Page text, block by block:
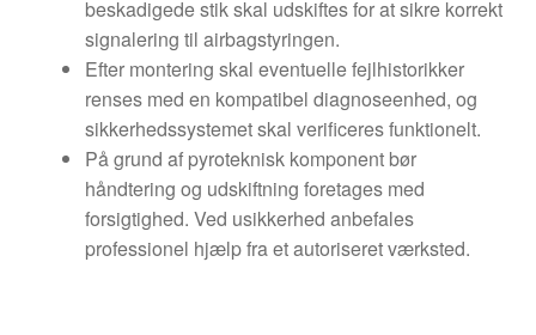
beskadigede stik skal udskiftes for at sikre korrekt
signalering til airbagstyringen.
Efter montering skal eventuelle fejlhistorikker
renses med en kompatibel diagnoseenhed, og
sikkerhedssystemet skal verificeres funktionelt.
På grund af pyroteknisk komponent bør
håndtering og udskiftning foretages med
forsigtighed. Ved usikkerhed anbefales
professionel hjælp fra et autoriseret værksted.